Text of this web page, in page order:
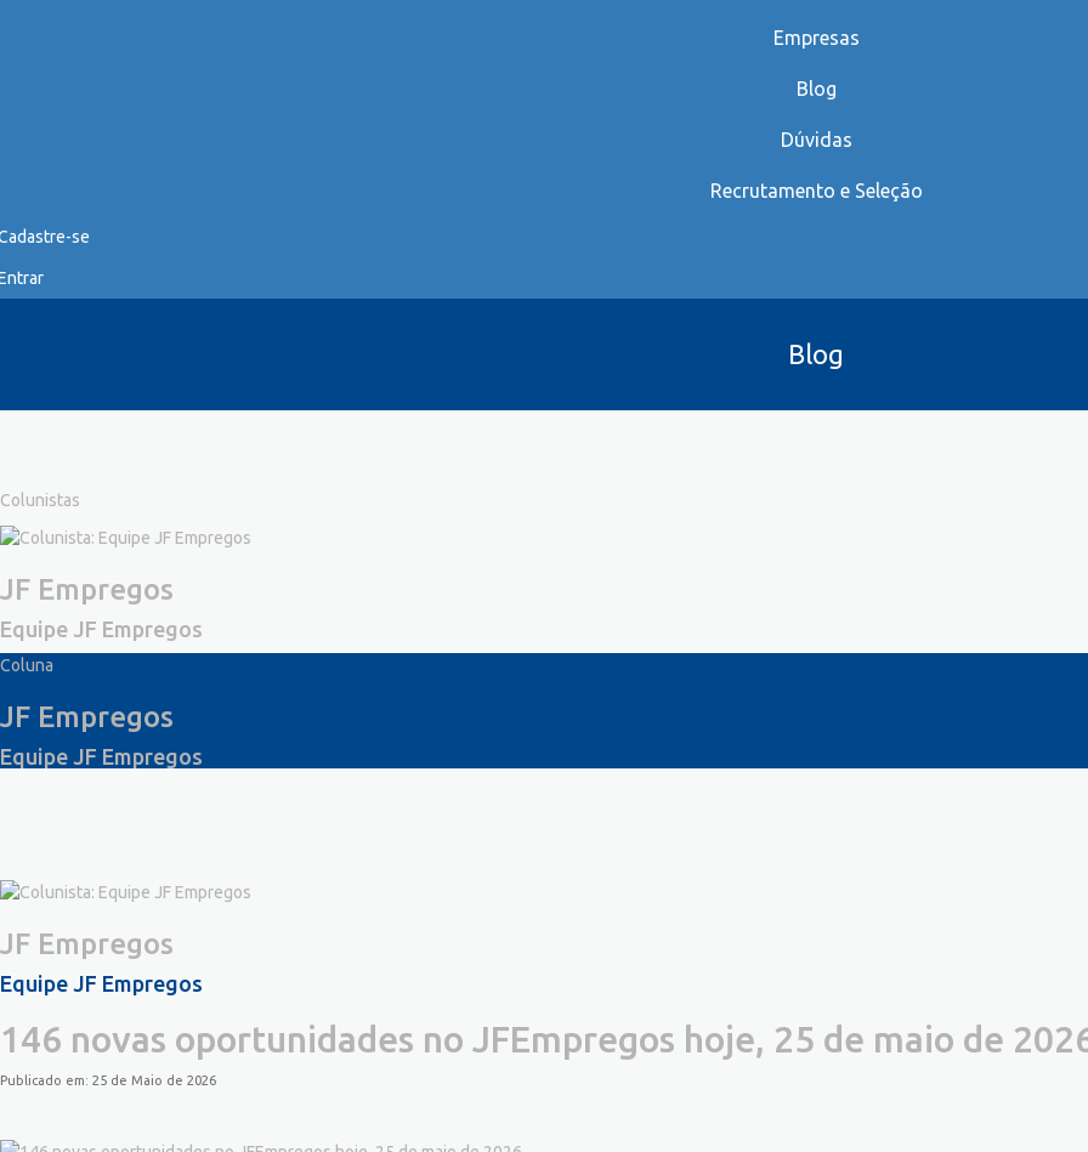
Empresas
Blog
Dúvidas
Recrutamento e Seleção
se
Blog
Colunistas
JF Empregos
Equipe JF Empregos
Coluna
JF Empregos
Equipe JF Empregos
JF Empregos
Equipe JF Empregos
146 novas oportunidades no JFEmpregos hoje, 25 de maio de
Publicado em: 25 de Maio de 2026